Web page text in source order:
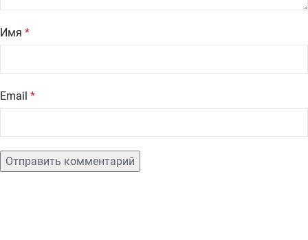
Имя *
Email *